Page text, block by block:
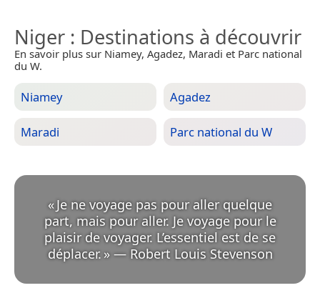
Niger : Destinations à découvrir
En savoir plus sur Niamey, Agadez, Maradi et Parc national
du W.
Niamey Agadez
Maradi Parc national du W
«Je ne voyage pas pour aller quelque
part, mais pour aller. Je voyage pour le
plaisir de voyager. L’essentiel est de se
déplacer. » — Robert Louis Stevenson